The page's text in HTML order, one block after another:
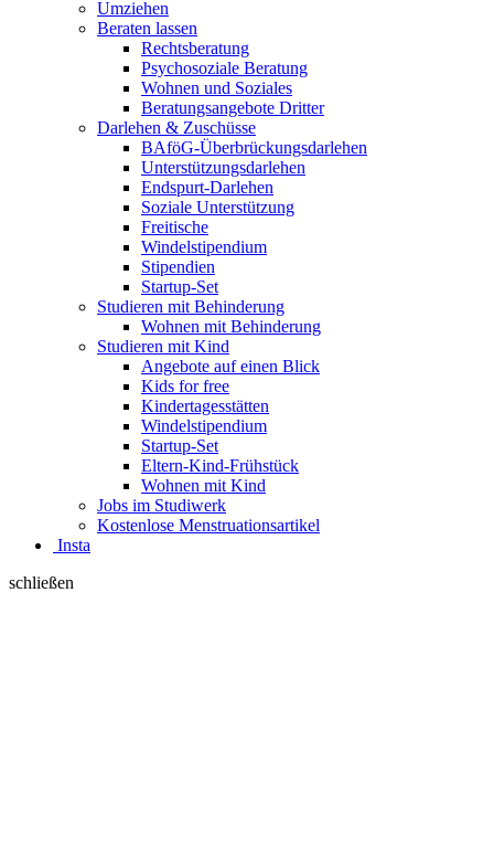
Umziehen
Beraten lassen
Rechtsberatung
Psychosoziale Beratung
Wohnen und Soziales
Beratungsangebote Dritter
Darlehen & Zuschüsse
BAföG-Überbrückungsdarlehen
Unterstützungsdarlehen
Endspurt-Darlehen
Soziale Unterstützung
Freitische
Windelstipendium
Stipendien
Startup-Set
Studieren mit Behinderung
Wohnen mit Behinderung
Studieren mit Kind
Angebote auf einen Blick
Kids for free
Kindertagesstätten
Windelstipendium
Startup-Set
Eltern-Kind-Frühstück
Wohnen mit Kind
Jobs im Studiwerk
Kostenlose Menstruationsartikel
Insta
schließen